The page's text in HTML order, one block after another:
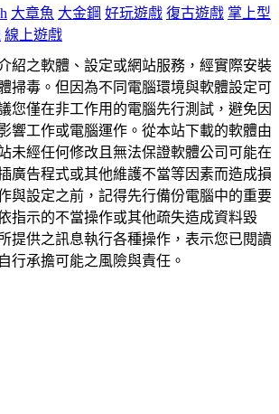
大章魚 大金鋼 好玩遊戲 復古遊戲 掌上型
線上遊戲
紹之軟體、設定或網站服務，經實際安裝
掃毒。但因為不同電腦環境與軟體設定可
您僅在非工作用的電腦先行測試，避免因
響工作或電腦運作。從本站下載的軟體由
未經任何修改且無法保證軟體公司可能在
廣告程式或其他維護不當等因素而造成損
與設定之前，記得先行備份電腦中的重要
指示的不當操作或其他疏失造成資料毀
提供之訊息執行各種操作，表示您已閱讀
行承擔可能之風險與責任。